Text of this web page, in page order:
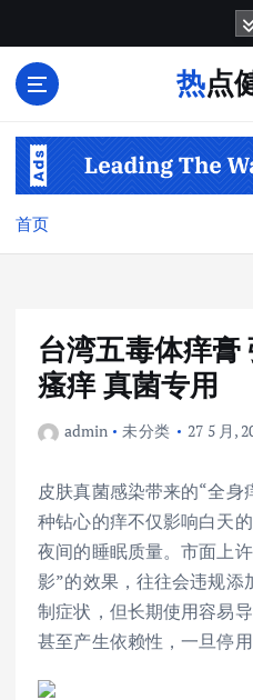
热
首页
台湾五毒体痒膏
瘙痒 真菌专用
admin 未分类 27 5 月,
皮肤真菌感染带来的“全身
种钻心的痒不仅影响白天
夜间的睡眠质量。市面上
影”的效果，往往会违规添
制症状，但长期使用容易
甚至产生依赖性，一旦停